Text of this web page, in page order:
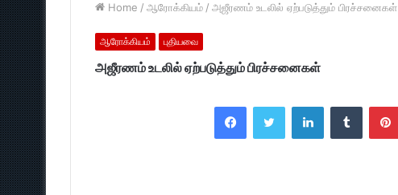
Home / ஆரோக்கியம் / அஜீரணம் உடலில் ஏற்படுத்தும் பிரச்சனைகள்
ஆரோக்கியம் புதியவை
அஜீரணம் உடலில் ஏற்படுத்தும் பிரச்சனைகள்
FacebookTwitter LinkedInTumblr